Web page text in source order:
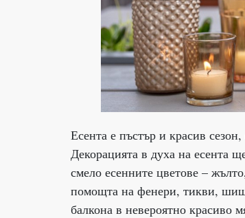
Есента е пъстър и красив
Декорацията в духа на есента
смело есенните цветове –
помощта на фенери, тикви,
балкона в невероятно красиво